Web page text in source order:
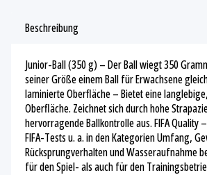
Beschreibung
Junior-Ball (350 g) – Der Ball wiegt 350
seiner Größe einem Ball für Erwachsene
laminierte Oberfläche – Bietet eine
Oberfläche. Zeichnet sich durch hohe
hervorragende Ballkontrolle aus. FIFA Quality
FIFA-Tests u. a. in den Kategorien Umfang,
Rücksprungverhalten und Wasseraufnahme
für den Spiel- als auch für den